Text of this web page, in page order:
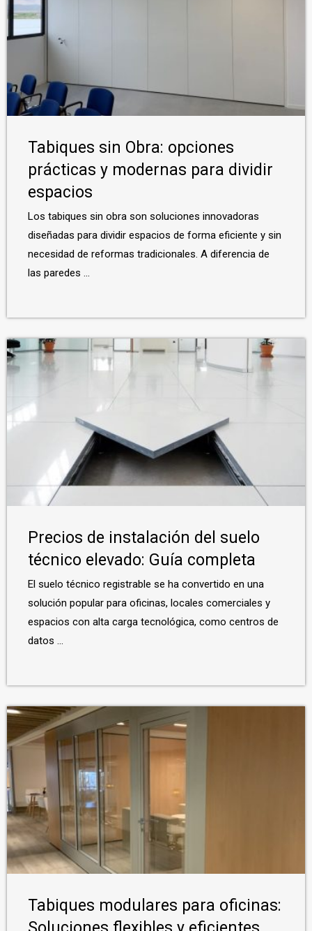
Tabiques sin Obra: opciones
prácticas y modernas para dividir
espacios
Los tabiques sin obra son soluciones innovadoras
diseñadas para dividir espacios de forma eficiente y sin
necesidad de reformas tradicionales. A diferencia de
las paredes ...
Precios de instalación del suelo
técnico elevado: Guía completa
El suelo técnico registrable se ha convertido en una
solución popular para oficinas, locales comerciales y
espacios con alta carga tecnológica, como centros de
datos ...
Tabiques modulares para oficinas: